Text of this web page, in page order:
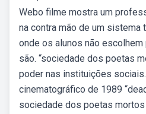
Webo filme mostra um
na contra mão de um sistema
onde os alunos não
são. “sociedade dos poetas
poder nas instituições
cinematográfico de 1989
sociedade dos poetas mortos